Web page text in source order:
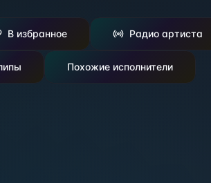
В избранное Радио артиста
Похожие исполнители